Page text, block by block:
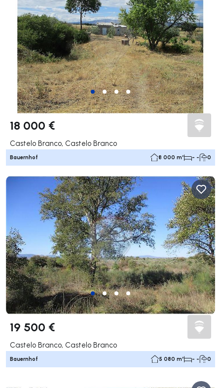
18 000 €
Castelo Branco, Castelo Branco
Bauernhof 8 000 m² - - 0
19 500 €
Castelo Branco, Castelo Branco
Bauernhof 5 080 m² - - 0